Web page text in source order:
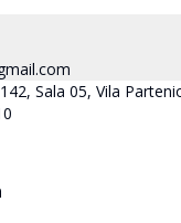
Sala 05, Vila